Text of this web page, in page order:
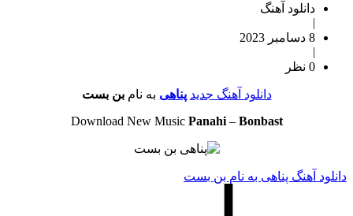
دانلود آهنگ
|
8 دسامبر 2023
|
0 نظر
دانلود آهنگ جدید پناهی به نامبن بست
Download New Music Panahi– Bonbast
دانلود آهنگ پناهی به نام بن بست